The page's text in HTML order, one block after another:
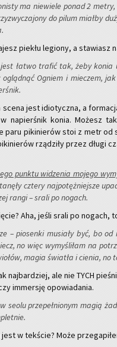
ma nie­wie­le ponad 2
do pilum miał­by
pie­kłu le­gio­ny, a
jest łatwo tra­fić tak, żeby
ogląd­nąć Ogniem i mie­czem,
scena jest idio­tycz­na, a
na­pier­śnik konia. Mo­żesz
paru pi­ki­nie­rów stoi z metr
rzą­dzi­ły przez długi
punk­tu wi­dze­nia mo­je­go
czte­ry naj­po­tęż­niej­sze
rangi – srali po no­gach.
Aha, jeśli srali po no­gach,
– pio­sen­ki mu­sia­ły być, bo
no więc wy­my­śli­łam na
magia świa­tła i cie­nia,
naj­bar­dziej, ale nie TYCH
im­mer­sję opo­wia­da­nia.
seolu prze­peł­nio­nym magią
w tek­ście? Może